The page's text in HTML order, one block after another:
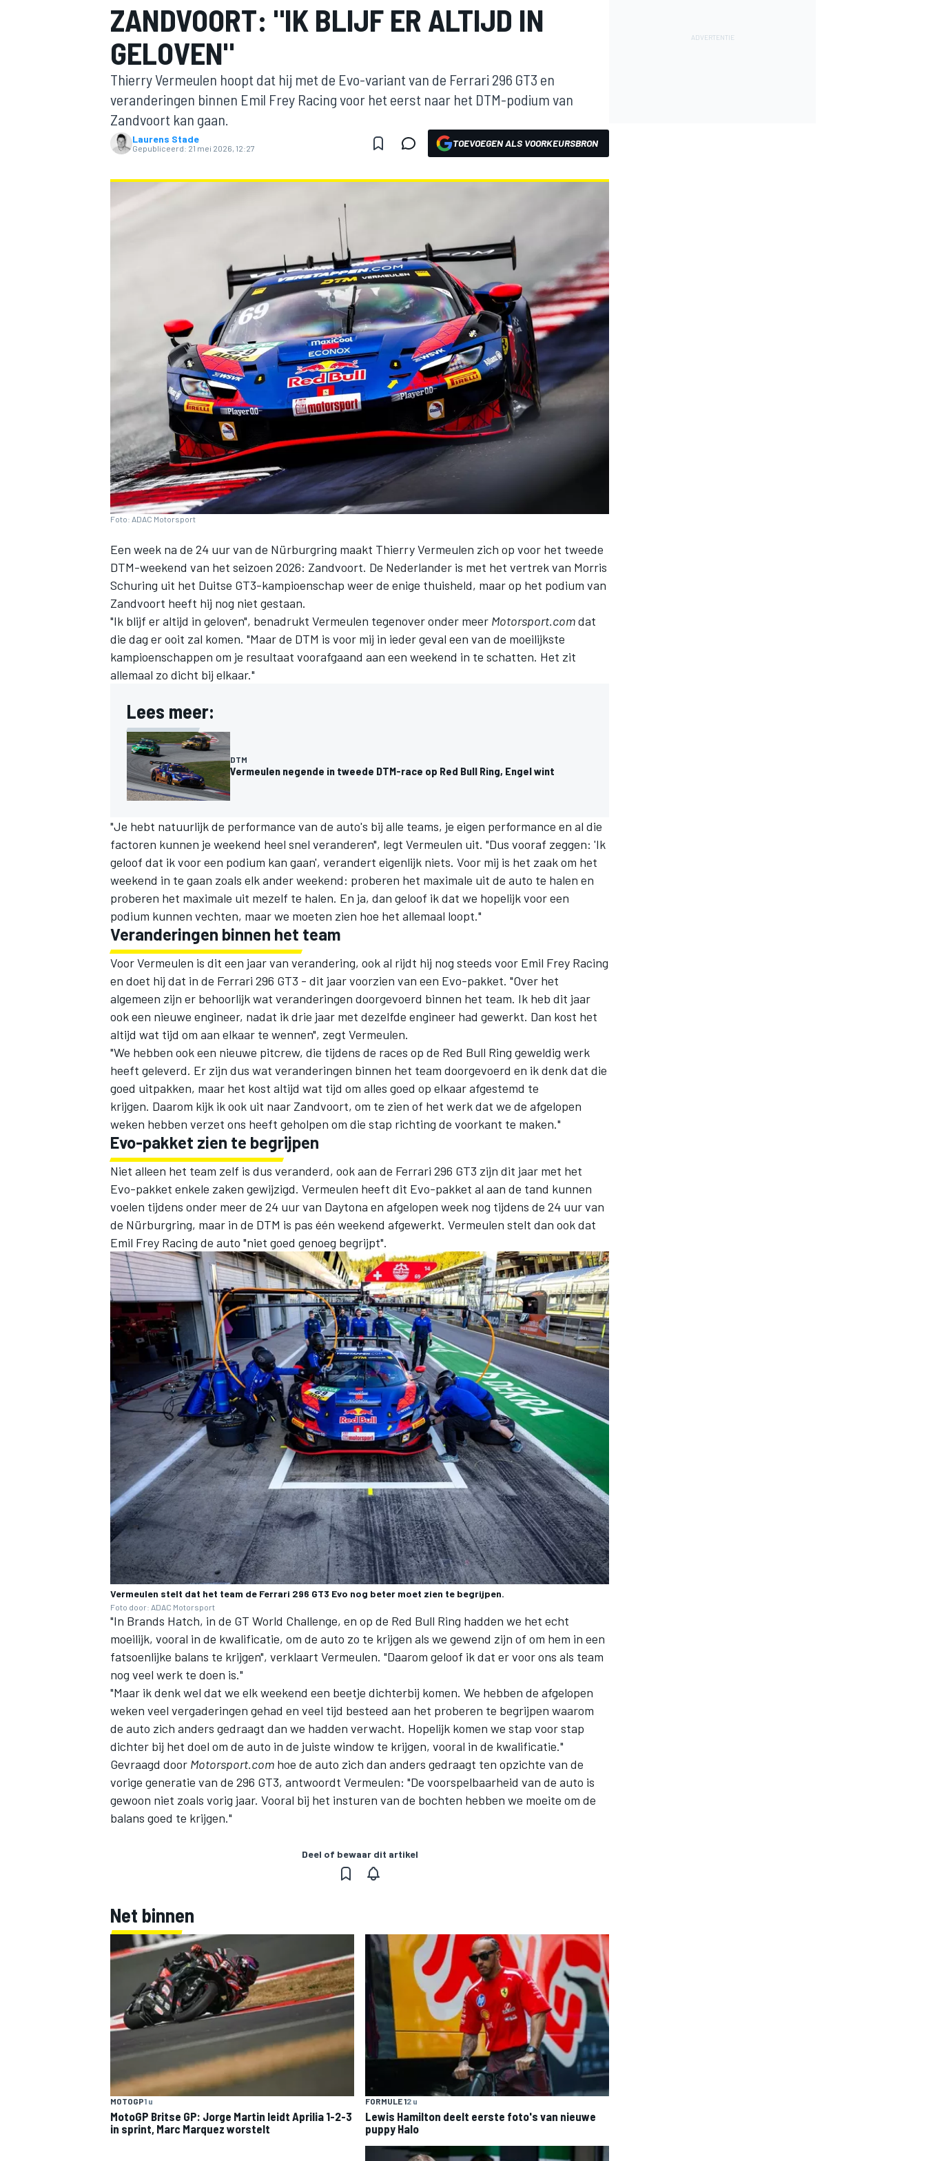
MOTOGP
WEC DTM
MEER RACEKLASSEN
ZANDVOORT: "IK BLIJF ER ALTIJD IN
GELOVEN"
Thierry Vermeulen hoopt dat hij met de Evo-variant van de Ferrari 296 GT3 en
veranderingen binnen Emil Frey Racing voor het eerst naar het DTM-podium van
Zandvoort kan gaan.
Laurens Stade
Gepubliceerd: 21 mei 2026, 12:27 TOEVOEGEN ALS VOORKEURSBRON
Foto: ADAC Motorsport
Een week na de 24 uur van de Nürburgring maakt Thierry Vermeulen zich op voor het tweede
DTM-weekend van het seizoen 2026: Zandvoort. De Nederlander is met het vertrek van Morris
Schuring uit het Duitse GT3-kampioenschap weer de enige thuisheld, maar op het podium van
Zandvoort heeft hij nog niet gestaan.
"Ik blijf er altijd in geloven", benadrukt Vermeulen tegenover onder meer Motorsport.comdat
die dag er ooit zal komen. "Maar de DTM is voor mij in ieder geval een van de moeilijkste
kampioenschappen om je resultaat voorafgaand aan een weekend in te schatten. Het zit
allemaal zo dicht bij elkaar."
Lees meer:
DTM
Vermeulen negende in tweede DTM-race op Red Bull Ring, Engel wint
"Je hebt natuurlijk de performance van de auto's bij alle teams, je eigen performance en al die
factoren kunnen je weekend heel snel veranderen", legt Vermeulen uit. "Dus vooraf zeggen: 'Ik
geloof dat ik voor een podium kan gaan', verandert eigenlijk niets. Voor mij is het zaak om het
weekend in te gaan zoals elk ander weekend: proberen het maximale uit de auto te halen en
proberen het maximale uit mezelf te halen. En ja, dan geloof ik dat we hopelijk voor een
podium kunnen vechten, maar we moeten zien hoe het allemaal loopt."
Veranderingen binnen het team
Voor Vermeulen is dit een jaar van verandering, ook al rijdt hij nog steeds voor Emil Frey Racing
en doet hij dat in de Ferrari 296 GT3 - dit jaar voorzien van een Evo-pakket. "Over het
algemeen zijn er behoorlijk wat veranderingen doorgevoerd binnen het team. Ik heb dit jaar
ook een nieuwe engineer, nadat ik drie jaar met dezelfde engineer had gewerkt. Dan kost het
altijd wat tijd om aan elkaar te wennen", zegt Vermeulen.
"We hebben ook een nieuwe pitcrew, die tijdens de races op de Red Bull Ring geweldig werk
heeft geleverd. Er zijn dus wat veranderingen binnen het team doorgevoerd en ik denk dat die
goed uitpakken, maar het kost altijd wat tijd om alles goed op elkaar afgestemd te
krijgen. Daarom kijk ik ook uit naar Zandvoort, om te zien of het werk dat we de afgelopen
weken hebben verzet ons heeft geholpen om die stap richting de voorkant te maken."
Evo-pakket zien te begrijpen
Niet alleen het team zelf is dus veranderd, ook aan de Ferrari 296 GT3 zijn dit jaar met het
Evo-pakket enkele zaken gewijzigd. Vermeulen heeft dit Evo-pakket al aan de tand kunnen
voelen tijdens onder meer de 24 uur van Daytona en afgelopen week nog tijdens de 24 uur van
de Nürburgring, maar in de DTM is pas één weekend afgewerkt. Vermeulen stelt dan ook dat
Emil Frey Racing de auto "niet goed genoeg begrijpt".
Vermeulen stelt dat het team de Ferrari 296 GT3 Evo nog beter moet zien te begrijpen.
Foto door: ADAC Motorsport
"In Brands Hatch, in de GT World Challenge, en op de Red Bull Ring hadden we het echt
moeilijk, vooral in de kwalificatie, om de auto zo te krijgen als we gewend zijn of om hem in een
fatsoenlijke balans te krijgen", verklaart Vermeulen. "Daarom geloof ik dat er voor ons als team
nog veel werk te doen is."
"Maar ik denk wel dat we elk weekend een beetje dichterbij komen. We hebben de afgelopen
weken veel vergaderingen gehad en veel tijd besteed aan het proberen te begrijpen waarom
de auto zich anders gedraagt dan we hadden verwacht. Hopelijk komen we stap voor stap
dichter bij het doel om de auto in de juiste window te krijgen, vooral in de kwalificatie."
Gevraagd door Motorsport.com hoe de auto zich dan anders gedraagt ten opzichte van de
vorige generatie van de 296 GT3, antwoordt Vermeulen: "De voorspelbaarheid van de auto is
gewoon niet zoals vorig jaar. Vooral bij het insturen van de bochten hebben we moeite om de
balans goed te krijgen."
Deel of bewaar dit artikel
Net binnen
MOTOGP1 u
MotoGP Britse GP: Jorge Martin leidt Aprilia 1-2-3
in sprint, Marc Marquez worstelt
FORMULE 12 u
Lewis Hamilton deelt eerste foto's van nieuwe
puppy Halo